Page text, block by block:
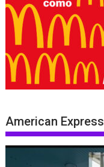
American Express